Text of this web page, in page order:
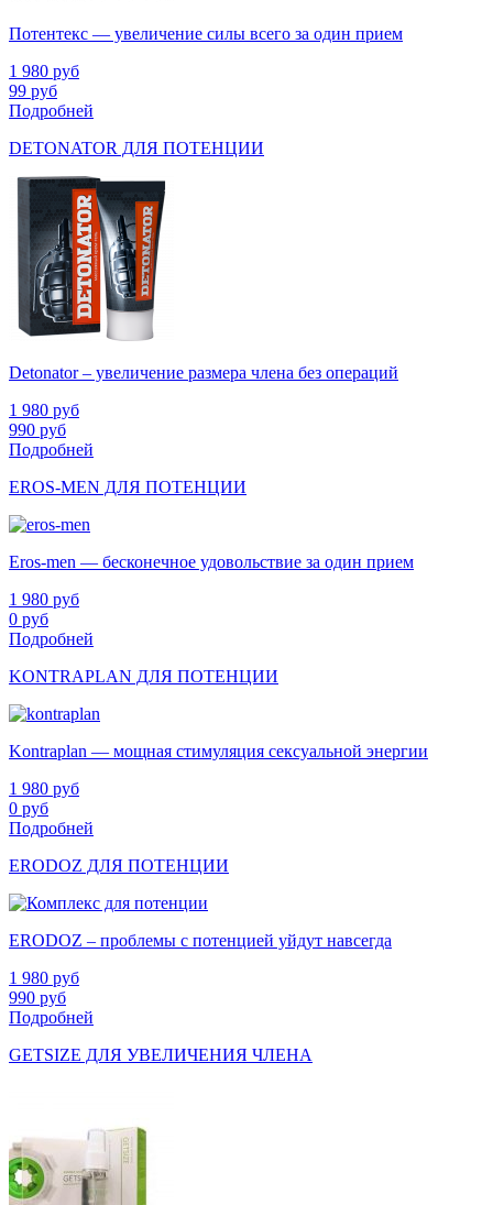
Потентекс — увеличение силы всего за один прием
1 980 руб
99 руб
Подробней
DETONATOR ДЛЯ ПОТЕНЦИИ
Detonator – увеличение размера члена без операций
1 980 руб
990 руб
Подробней
EROS-MEN ДЛЯ ПОТЕНЦИИ
Eros-men — бесконечное удовольствие за один прием
1 980 руб
0 руб
Подробней
KONTRAPLAN ДЛЯ ПОТЕНЦИИ
Kontraplan — мощная стимуляция сексуальной энергии
1 980 руб
0 руб
Подробней
ERODOZ ДЛЯ ПОТЕНЦИИ
ERODOZ – проблемы с потенцией уйдут навсегда
1 980 руб
990 руб
Подробней
GETSIZE ДЛЯ УВЕЛИЧЕНИЯ ЧЛЕНА